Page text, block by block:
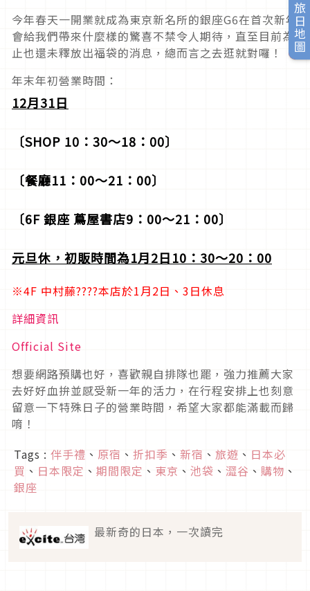
旅日地圖
今年春天一開業就成為東京新名所的銀座G6在首次新年
會給我們帶來什麼樣的驚喜不禁令人期待，直至目前為
止也還未釋放出福袋的消息，總而言之去逛就對囉！
年末年初營業時間：
12月31日
〔SHOP 10：30～18：00〕
〔餐廳11：00～21：00〕
〔6F 銀座 蔦屋書店9：00～21：00〕
元旦休，初販時間為1月2日10：30～20：00
※4F 中村藤????本店於1月2日、3日休息
詳細資訊
Official Site
想要網路預購也好，喜歡親自排隊也罷，強力推薦大家
去好好血拚並感受新一年的活力，在行程安排上也刻意
留意一下特殊日子的營業時間，希望大家都能滿載而歸
唷！
Tags : 伴手禮 、 原宿 、 折扣季 、 新宿 、 旅遊 、 日本必
買 、 日本限定 、 期間限定 、 東京 、 池袋 、 澀谷 、 購物 、
銀座
最新奇的日本，一次讀完